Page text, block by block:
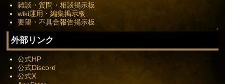
雑談・質問・相談掲示板
wiki運用・編集掲示板
要望・不具合報告掲示板
↑
外部リンク
公式HP
公式Discord
公式X